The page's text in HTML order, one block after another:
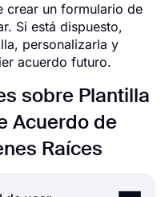
crear un formulario de
Si está dispuesto,
personalizarla y
acuerdo futuro.
sobre Plantilla
Acuerdo de
Raíces